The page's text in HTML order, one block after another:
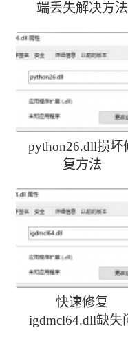
端丢失解决方法
python26.dll损坏
复方法
快速修复
igdmcl64.dll缺失